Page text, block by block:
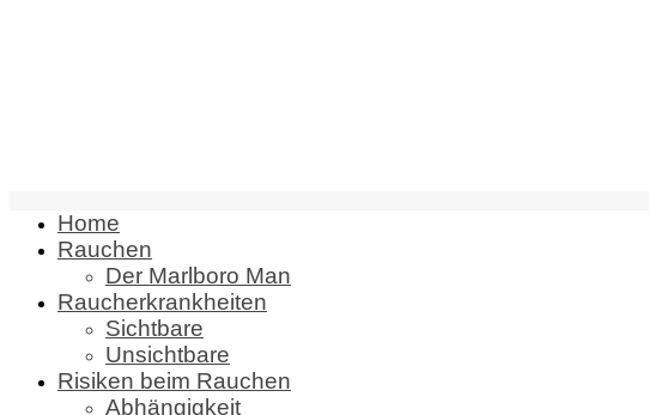
Home
Rauchen
Der Marlboro Man
Raucherkrankheiten
Sichtbare
Unsichtbare
Risiken beim Rauchen
Abhängigkeit